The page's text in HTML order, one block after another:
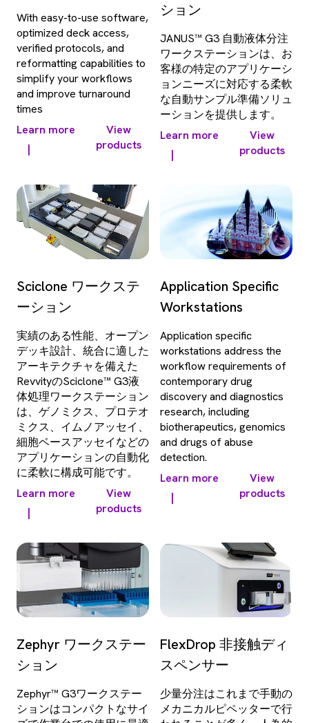
With easy-to-use software,
optimized deck access,
verified protocols, and
reformatting capabilities to
simplify your workflows
and improve turnaround
times
Learn more
|
View
products
ション
JANUS™ G3 自動液体分注
ワークステーションは、お
客様の特定のアプリケーシ
ョンニーズに対応する柔軟
な自動サンプル準備ソリュ
ーションを提供します。
Learn more
|
View
products
Sciclone ワークステ
ーション
実績のある性能、オープン
デッキ設計、統合に適した
アーキテクチャを備えた
RevvityのSciclone™ G3液
体処理ワークステーション
は、ゲノミクス、プロテオ
ミクス、イムノアッセイ、
細胞ベースアッセイなどの
アプリケーションの自動化
に柔軟に構成可能です。
Learn more
|
View
products
Application Specific
Workstations
Application specific
workstations address the
workflow requirements of
contemporary drug
discovery and diagnostics
research, including
biotherapeutics, genomics
and drugs of abuse
detection.
Learn more
|
View
products
Zephyr ワークステー
ション
Zephyr™ G3ワークステー
ションはコンパクトなサイ
FlexDrop 非接触ディ
スペンサー
少量分注はこれまで手動の
メカニカルピペッターで行